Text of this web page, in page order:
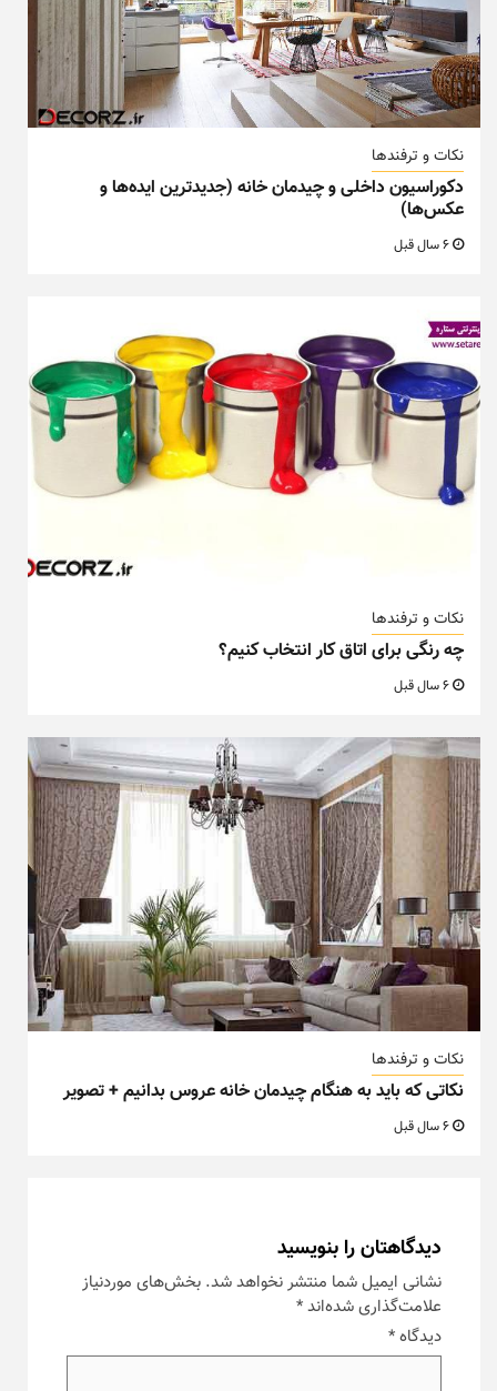
نکات و ترفندها
دکوراسیون داخلی و چیدمان خانه (جدیدترین ایده‌ها و
عکس‌ها)
نکات و ترفندها
چه رنگی برای اتاق کار انتخاب کنیم؟
نکات و ترفندها
نکاتی که باید به هنگام چیدمان خانه عروس بدانیم + تصویر
دیدگاهتان را بنویسید
نشانی ایمیل شما منتشر نخواهد شد. بخش‌های موردنیاز
علامت‌گذاری شده‌اند*
دیدگاه*